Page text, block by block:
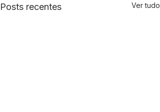
Posts recentes Ver tudo